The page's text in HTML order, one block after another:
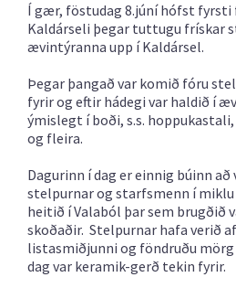
Í gær, föstudag 8.júní hófst
Kaldárseli þegar tuttugu frískar
ævintýranna upp í Kaldársel.
Þegar þangað var komið fóru
fyrir og eftir hádegi var haldið í
ýmislegt í boði, s.s.
og fleira.
Dagurinn í dag er einnig búinn
stelpurnar og starfsmenn í
heitið í Valaból þar sem brugðið
skoðaðir. Stelpurnar hafa verið
listasmiðjunni og föndruðu
dag var keramik-gerð tekin fyrir.